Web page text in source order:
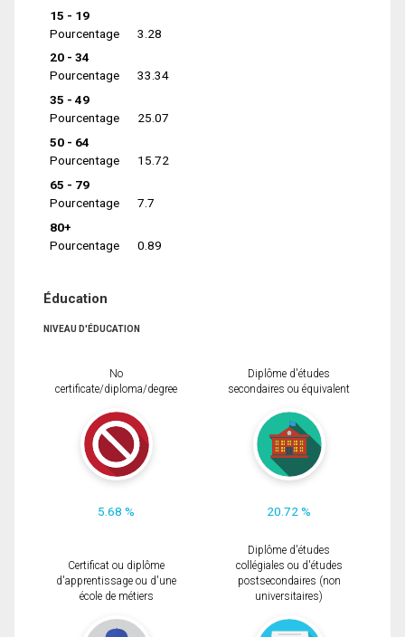
15 - 19
Pourcentage
3.28
20 - 34
Pourcentage
33.34
35 - 49
Pourcentage
25.07
50 - 64
Pourcentage
15.72
65 - 79
Pourcentage
7.7
80+
Pourcentage
0.89
Éducation
NIVEAU D'ÉDUCATION
No
certificate/diploma/degree
5.68 %
Diplôme d'études
secondaires ou équivalent
20.72 %
Certificat ou diplôme
d'apprentissage ou d'une
école de métiers
Diplôme d'études
collégiales ou d'études
postsecondaires (non
universitaires)